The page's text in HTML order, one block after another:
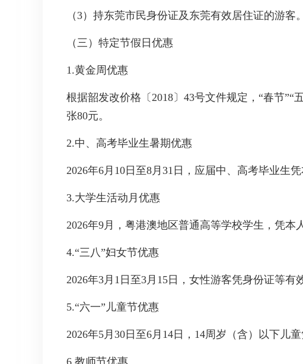
（3）持东莞市民身份证及东莞有效居住证的游客。
（三）特定节假日优惠
1.黄金周优惠
根据韶发改价格〔2018〕43号文件规定，“春节
张80元。
2.中、高考毕业生暑期优惠
2026年6月10日至8月31日，应届中、高考毕业生
3.大学生活动月优惠
2026年9月，粤港澳地区普通高等学校学生，凭
4.“三八”妇女节优惠
2026年3月1日至3月15日，女性游客凭身份证等有
5.“六一”儿童节优惠
2026年5月30日至6月14日，14周岁（含）以下儿
6.教师节优惠